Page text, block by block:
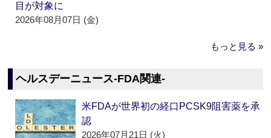
目が対象に
2026年08月07日 (金)
もっと見る »
ヘルスデーニュース‐FDA関連‐
米FDAが世界初の経口PCSK9阻害薬を承
認
2026年07月21日 (火)